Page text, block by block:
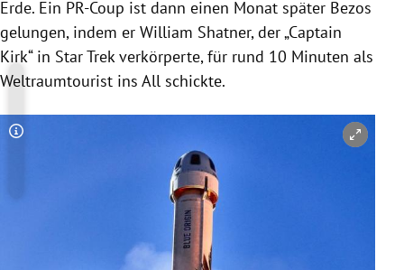
Erde. Ein PR-Coup ist dann einen Monat später Bezos
gelungen, indem er William Shatner, der „Captain
Kirk“ in Star Trek verkörperte, für rund 10 Minuten als
Weltraumtourist ins All schickte.
Copyright-Hinweis öffnen/schließen